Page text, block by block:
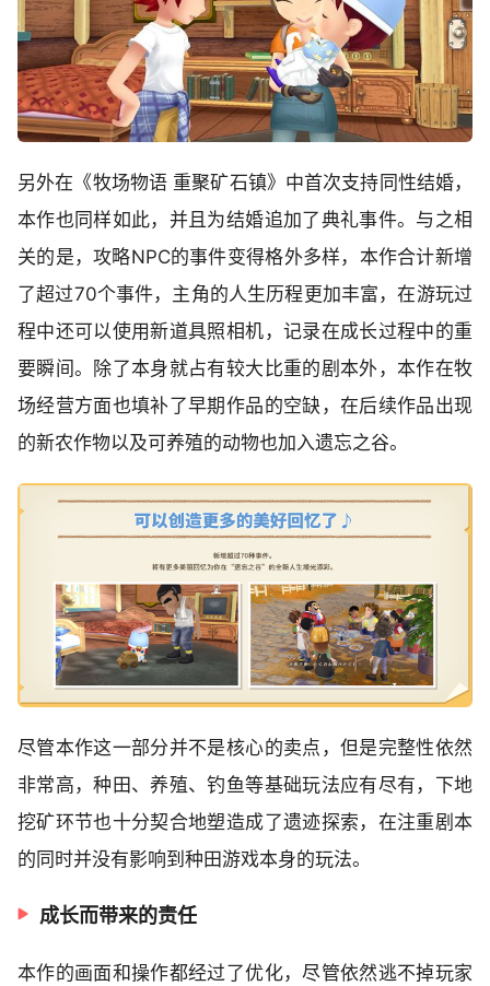
另外在《牧场物语 重聚矿石镇》中首次支持同性结婚，
本作也同样如此，并且为结婚追加了典礼事件。与之相
关的是，攻略NPC的事件变得格外多样，本作合计新增
了超过70个事件，主角的人生历程更加丰富，在游玩过
程中还可以使用新道具照相机，记录在成长过程中的重
要瞬间。除了本身就占有较大比重的剧本外，本作在牧
场经营方面也填补了早期作品的空缺，在后续作品出现
的新农作物以及可养殖的动物也加入遗忘之谷。
尽管本作这一部分并不是核心的卖点，但是完整性依然
非常高，种田、养殖、钓鱼等基础玩法应有尽有，下地
挖矿环节也十分契合地塑造成了遗迹探索，在注重剧本
的同时并没有影响到种田游戏本身的玩法。
成长而带来的责任
本作的画面和操作都经过了优化，尽管依然逃不掉玩家